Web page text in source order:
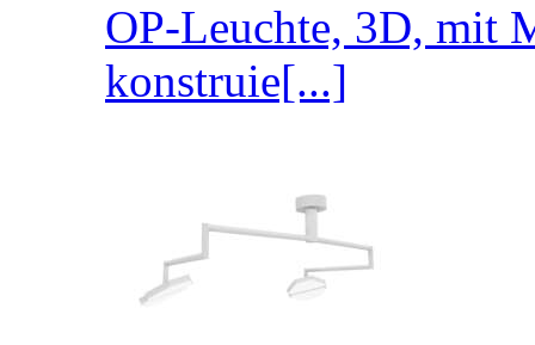
OP-Leuchte, 3D, mit
konstruie[...]